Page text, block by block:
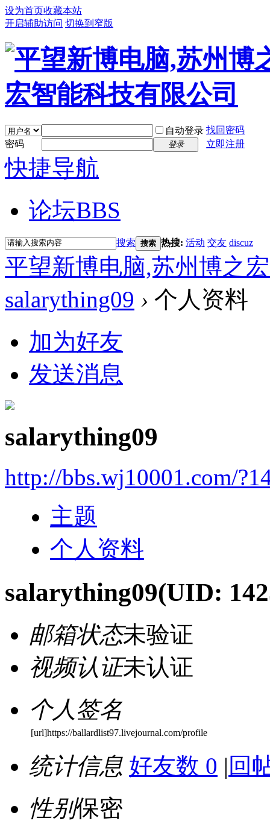
设为首页收藏本站
开启辅助访问 切换到窄版
自动登录 找回密码
密码
登录 立即注册
快捷导航
论坛BBS
搜索 搜索 热搜: 活动 交友 discuz
平望新博电脑,苏州博之
salarything09 › 个人资料
加为好友
发送消息
salarything09
http://bbs.wj10001.com/
主题
个人资料
salarything09(UID:
邮箱状态未验证
视频认证未认证
个人签名
[url]https://ballardlist97.livejournal.com/profile
统计信息 好友数 0 | 回
性别保密